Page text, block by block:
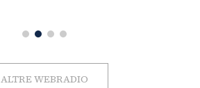
ALTRE WEBRADIO